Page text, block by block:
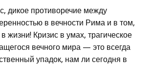
дикое противоречие между
в вечности Рима и в том,
жизни! Кризис в умах, трагическое
вечного мира — это всегда
упадок, нам ли сегодня в